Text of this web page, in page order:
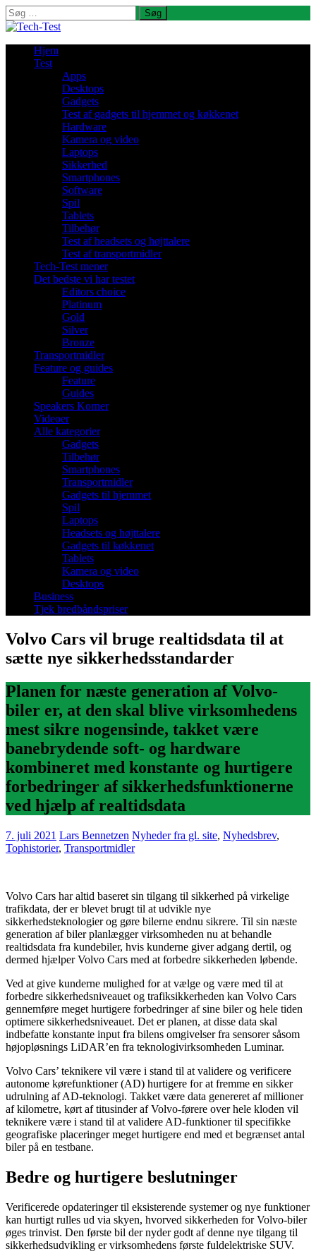
Søg
efter:
Hjem
Test
Apps
Desktops
Gadgets
Test af gadgets til hjemmet og køkkenet
Hardware
Kamera og video
Laptops
Sikkerhed
Smartphones
Software
Spil
Tablets
Tilbehør
Test af headsets og højttalere
Test af transportmidler
Tech-Test mener
Det bedste vi har testet
Editors choice
Platinum
Gold
Silver
Bronze
Transportmidler
Feature og guides
Feature
Guides
Speakers Korner
Videoer
Alle kategorier
Gadgets
Tilbehør
Smartphones
Transportmidler
Gadgets til hjemmet
Spil
Laptops
Headsets og højttalere
Gadgets til køkkenet
Tablets
Kamera og video
Desktops
Business
Tjek bredbåndspriser
Volvo Cars vil bruge realtidsdata til at
sætte nye sikkerhedsstandarder
Planen for næste generation af Volvo-
biler er, at den skal blive virksomhedens
mest sikre nogensinde, takket være
banebrydende soft- og hardware
kombineret med konstante og hurtigere
forbedringer af sikkerhedsfunktionerne
ved hjælp af realtidsdata
7. juli 2021 Lars Bennetzen Nyheder fra gl. site, Nyhedsbrev,
Tophistorier, Transportmidler
Volvo Cars har altid baseret sin tilgang til sikkerhed på virkelige
trafikdata, der er blevet brugt til at udvikle nye
sikkerhedsteknologier og gøre bilerne endnu sikrere. Til sin næste
generation af biler planlægger virksomheden nu at behandle
realtidsdata fra kundebiler, hvis kunderne giver adgang dertil, og
dermed hjælper Volvo Cars med at forbedre sikkerheden løbende.
Ved at give kunderne mulighed for at vælge og være med til at
forbedre sikkerhedsniveauet og trafiksikkerheden kan Volvo Cars
gennemføre meget hurtigere forbedringer af sine biler og hele tiden
optimere sikkerhedsniveauet. Det er planen, at disse data skal
indbefatte konstante input fra bilens omgivelser fra sensorer såsom
højopløsnings LiDAR’en fra teknologivirksomheden Luminar.
Volvo Cars’ teknikere vil være i stand til at validere og verificere
autonome kørefunktioner (AD) hurtigere for at fremme en sikker
udrulning af AD-teknologi. Takket være data genereret af millioner
af kilometre, kørt af titusinder af Volvo-førere over hele kloden vil
teknikere være i stand til at validere AD-funktioner til specifikke
geografiske placeringer meget hurtigere end med et begrænset antal
biler på en testbane.
Bedre og hurtigere beslutninger
Verificerede opdateringer til eksisterende systemer og nye funktioner
kan hurtigt rulles ud via skyen, hvorved sikkerheden for Volvo-biler
øges trinvist. Den første bil der nyder godt af denne nye tilgang til
sikkerhedsudvikling er virksomhedens første fuldelektriske SUV.